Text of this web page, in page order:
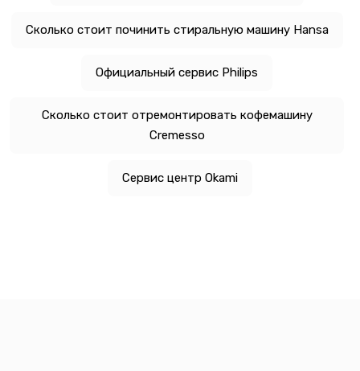
Сколько стоит починить стиральную машину Hansa
Официальный сервис Philips
Сколько стоит отремонтировать кофемашину
Cremesso
Сервис центр Okami